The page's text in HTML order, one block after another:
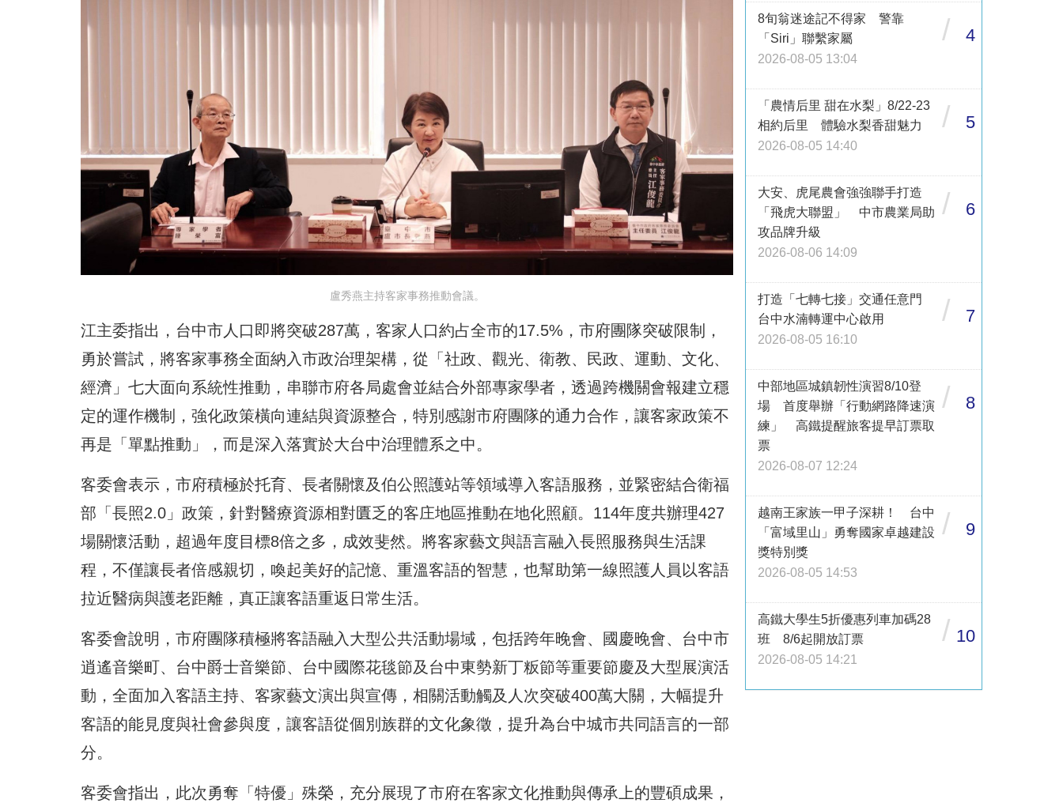
盧秀燕主持客家事務推動會議。
江主委指出，台中市人口即將突破287萬，客家人口約占全市的17.5%，市府團隊突破限制，
勇於嘗試，將客家事務全面納入市政治理架構，從「社政、觀光、衛教、民政、運動、文化、
經濟」七大面向系統性推動，串聯市府各局處會並結合外部專家學者，透過跨機關會報建立穩
定的運作機制，強化政策橫向連結與資源整合，特別感謝市府團隊的通力合作，讓客家政策不
再是「單點推動」，而是深入落實於大台中治理體系之中。
客委會表示，市府積極於托育、長者關懷及伯公照護站等領域導入客語服務，並緊密結合衛福
部「長照2.0」政策，針對醫療資源相對匱乏的客庄地區推動在地化照顧。114年度共辦理427
場關懷活動，超過年度目標8倍之多，成效斐然。將客家藝文與語言融入長照服務與生活課
程，不僅讓長者倍感親切，喚起美好的記憶、重溫客語的智慧，也幫助第一線照護人員以客語
拉近醫病與護老距離，真正讓客語重返日常生活。
客委會說明，市府團隊積極將客語融入大型公共活動場域，包括跨年晚會、國慶晚會、台中市
逍遙音樂町、台中爵士音樂節、台中國際花毯節及台中東勢新丁粄節等重要節慶及大型展演活
動，全面加入客語主持、客家藝文演出與宣傳，相關活動觸及人次突破400萬大關，大幅提升
客語的能見度與社會參與度，讓客語從個別族群的文化象徵，提升為台中城市共同語言的一部
分。
客委會指出，此次勇奪「特優」殊榮，充分展現了市府在客家文化推動與傳承上的豐碩成果，
8旬翁迷途記不得家 警靠
「Siri」聯繫家屬
2026-08-05 13:04
/ 4
「農情后里 甜在水梨」8/22-23
相約后里 體驗水梨香甜魅力
2026-08-05 14:40
/ 5
大安、虎尾農會強強聯手打造
「飛虎大聯盟」 中市農業局助
攻品牌升級
2026-08-06 14:09
/ 6
打造「七轉七接」交通任意門
台中水湳轉運中心啟用
2026-08-05 16:10
/ 7
中部地區城鎮韌性演習8/10登
場 首度舉辦「行動網路降速演
練」 高鐵提醒旅客提早訂票取
票
2026-08-07 12:24
/ 8
越南王家族一甲子深耕！ 台中
「富域里山」勇奪國家卓越建設
獎特別獎
2026-08-05 14:53
/ 9
高鐵大學生5折優惠列車加碼28
班 8/6起開放訂票
2026-08-05 14:21
/ 10